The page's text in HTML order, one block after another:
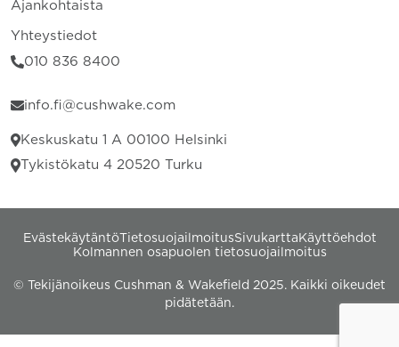
Ajankohtaista
Yhteystiedot
010 836 8400
info.fi@cushwake.com
Keskuskatu 1 A 00100 Helsinki
Tykistökatu 4 20520 Turku
EvästekäytäntöTietosuojailmoitusSivukartta Käyttöehdot
Kolmannen osapuolen tietosuojailmoitus
© Tekijänoikeus Cushman & Wakefield 2025. Kaikki oikeudet
pidätetään.